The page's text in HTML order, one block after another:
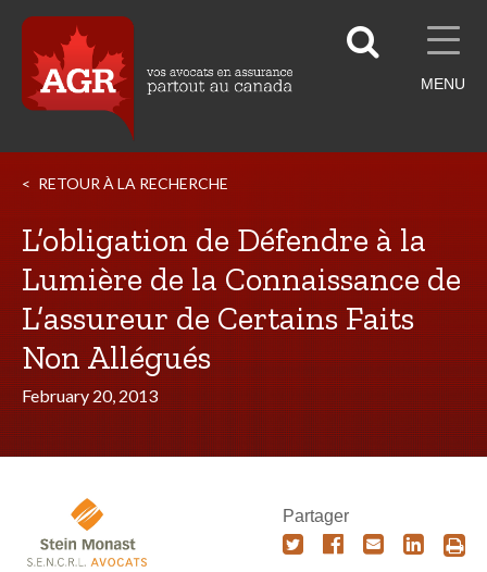
MENU
RETOUR À LA RECHERCHE
L’obligation de Défendre à la
Lumière de la Connaissance de
L’assureur de Certains Faits
Non Allégués
February 20, 2013
Partager